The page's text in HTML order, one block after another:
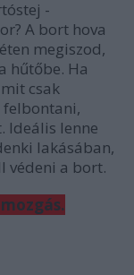
-
A bort hova
megiszod,
hűtőbe. Ha
csak
felbontani,
Ideális lenne
lakásában,
védeni a bort.